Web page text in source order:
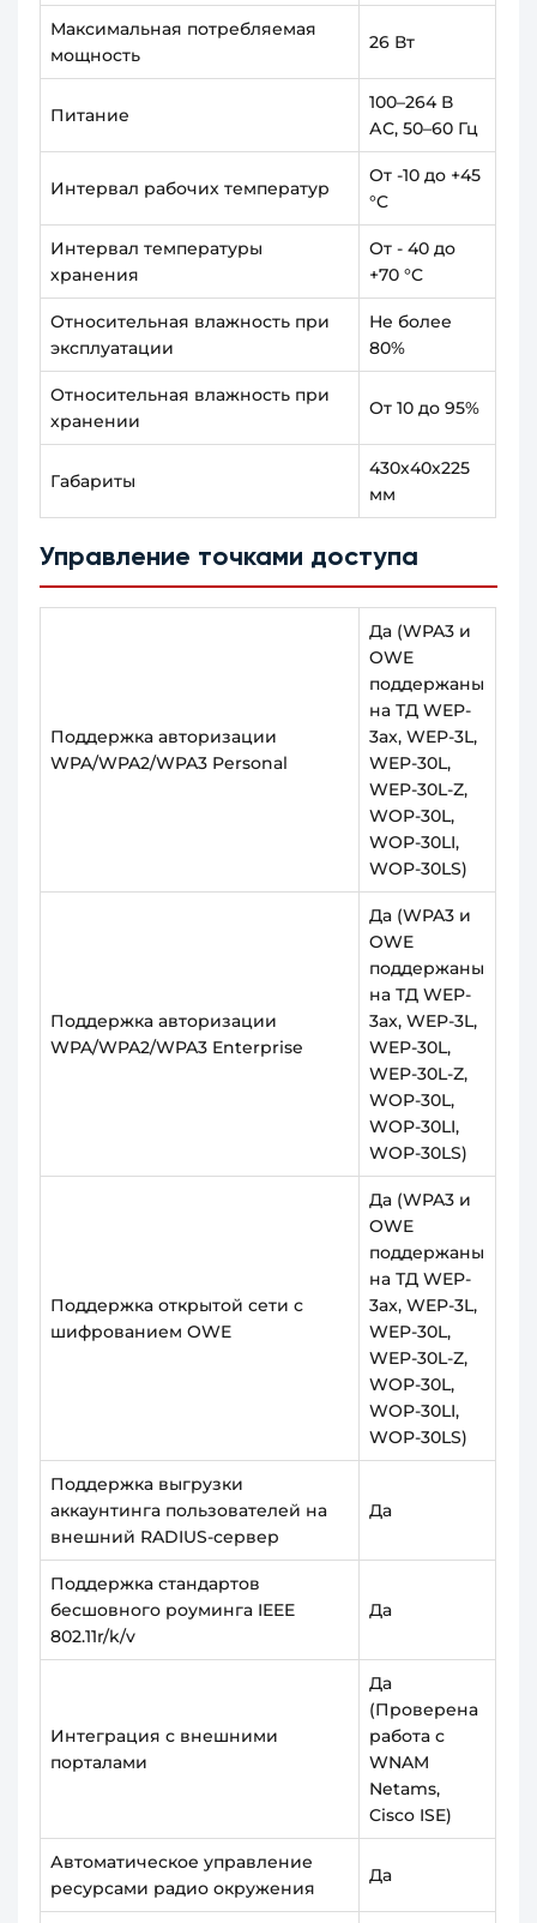
Максимальная потребляемая
мощность
26 Вт
Питание
100–264 В
АС, 50–60 Гц
Интервал рабочих температур
От -10 до +45
°C
Интервал температуры
хранения
От - 40 до
+70 °C
Относительная влажность при
эксплуатации
Не более
80%
Относительная влажность при
хранении
От 10 до 95%
Габариты
430х40х225
мм
Управление точками доступа
Поддержка авторизации
WPA/WPA2/WPA3 Personal
Да (WPA3 и
OWE
поддержаны
на ТД WEP-
3ax, WEP-3L,
WEP-30L,
WEP-30L-Z,
WOP-30L,
WOP-30LI,
WOP-30LS)
Поддержка авторизации
WPA/WPA2/WPA3 Enterprise
Да (WPA3 и
OWE
поддержаны
на ТД WEP-
3ax, WEP-3L,
WEP-30L,
WEP-30L-Z,
WOP-30L,
WOP-30LI,
WOP-30LS)
Поддержка открытой сети с
шифрованием OWE
Да (WPA3 и
OWE
поддержаны
на ТД WEP-
3ax, WEP-3L,
WEP-30L,
WEP-30L-Z,
WOP-30L,
WOP-30LI,
WOP-30LS)
Поддержка выгрузки
аккаунтинга пользователей на
внешний RADIUS-сервер
Да
Поддержка стандартов
бесшовного роуминга IEEE
802.11r/k/v
Да
Интеграция с внешними
порталами
Да
(Проверена
работа с
WNAM
Netams,
Cisco ISE)
Автоматическое управление
ресурсами радио окружения
Да